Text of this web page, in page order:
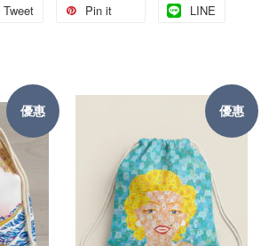
Tweet Pin it LINE
優惠 優惠